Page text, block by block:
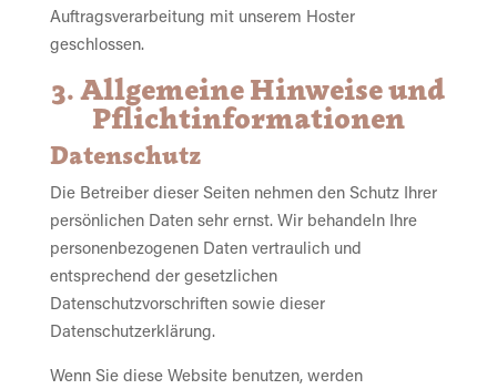
Auftragsverarbeitung mit unserem Hoster
geschlossen.
3. Allgemeine Hinweise und
Pflicht­informationen
Datenschutz
Die Betreiber dieser Seiten nehmen den Schutz Ihrer
persönlichen Daten sehr ernst. Wir behandeln Ihre
personenbezogenen Daten vertraulich und
entsprechend der gesetzlichen
Datenschutzvorschriften sowie dieser
Datenschutzerklärung.
Wenn Sie diese Website benutzen, werden